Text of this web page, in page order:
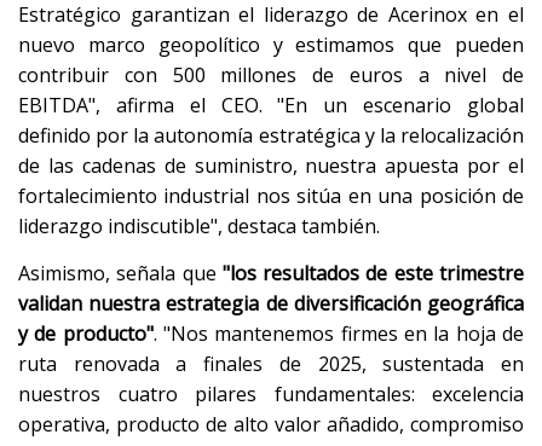
Estratégico garantizan el liderazgo de Acerinox en el
nuevo marco geopolítico y estimamos que pueden
contribuir con 500 millones de euros a nivel de
EBITDA", afirma el CEO. "En un escenario global
definido por la autonomía estratégica y la relocalización
de las cadenas de suministro, nuestra apuesta por el
fortalecimiento industrial nos sitúa en una posición de
liderazgo indiscutible", destaca también.
Asimismo, señala que "los resultados de este trimestre
validan nuestra estrategia de diversificación geográfica
y de producto". "Nos mantenemos firmes en la hoja de
ruta renovada a finales de 2025, sustentada en
nuestros cuatro pilares fundamentales: excelencia
operativa, producto de alto valor añadido, compromiso